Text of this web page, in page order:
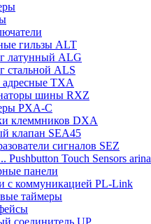
гильзы ALT
латунный ALG
стальной ALS
TXA
шины RXZ
PXA-C
клеммников DXA
клапан SEA45
сигналов SEZ
Pushbutton Touch Sensors arina
панели
с коммуникацией PL-Link
таймеры
соединитель UP